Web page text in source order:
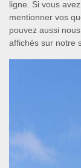
ligne. Si vous
mentionner vos
pouvez aussi
affichés sur notre